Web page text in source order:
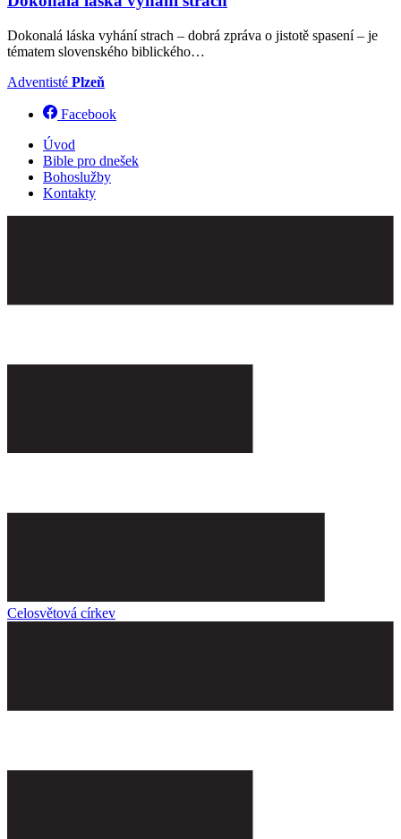
Dokonalá láska vyhání strach – dobrá zpráva o jistotě spasení – je
tématem slovenského biblického…
Adventisté Plzeň
Facebook
Úvod
Bible pro dnešek
Bohoslužby
Kontakty
Celosvětová církev